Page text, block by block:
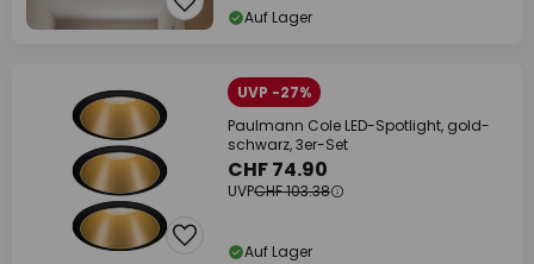
Auf Lager
UVP -27%
Paulmann Cole LED-Spotlight, gold-
schwarz, 3er-Set
CHF 74.90
UVPCHF 103.38
Auf Lager